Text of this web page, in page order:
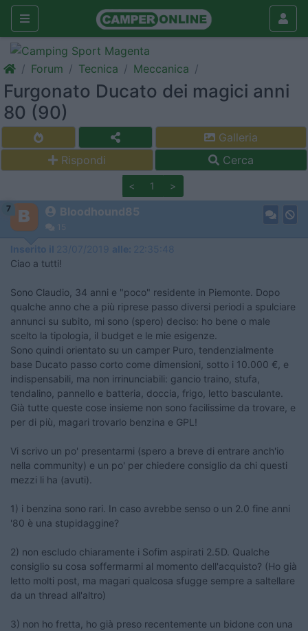
Forum Tecnica Meccanica
Furgonato Ducato dei magici anni
80 (90)
Galleria
Rispondi
Cerca
< 1 >
7 Bloodhound85
15
Inserito il 23/07/2019 alle: 22:35:48
Ciao a tutti!
Sono Claudio, 34 anni e "poco" residente in Piemonte. Dopo
qualche anno che a più riprese passo diversi periodi a spulciare
annunci su subito, mi sono (spero) deciso: ho bene o male
scelto la tipologia, il budget e le mie esigenze.
Sono quindi orientato su un camper Puro, tendenzialmente
base Ducato passo corto come dimensioni, sotto i 10.000 €, e
indispensabili, ma non irrinunciabili: gancio traino, stufa,
tendalino, pannello e batteria, doccia, frigo, letto basculante.
Già tutte queste cose insieme non sono facilissime da trovare, e
per di più, magari trovarlo benzina e GPL!
Vi scrivo un po' presentarmi (spero a breve di entrare anch'io
nella community) e un po' per chiedere consiglio da chi questi
mezzi li ha (avuti).
1) i benzina sono rari. In caso avrebbe senso o un 2.0 fine anni
'80 è una stupidaggine?
2) non escludo chiaramente i Sofim aspirati 2.5D. Qualche
consiglio su cosa soffermarmi al momento dell'acquisto? (Ho già
letto molti post, ma magari qualcosa sfugge sempre a saltellare
da un thread all'altro)
3) non ho fretta, ho già preso recentemente un bidone con una